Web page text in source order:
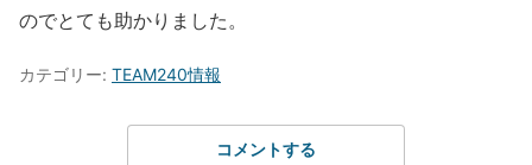
のでとても助かりました。
カテゴリー: TEAM240情報
コメントする